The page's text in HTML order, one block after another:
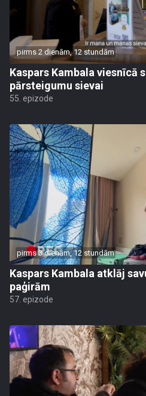
pirms 2 dienām, 12 stundām
Kaspars Kambala viesnīcā
pārsteigumu sievai
55. epizode
pirms 3 dienām, 12 stundām
Kaspars Kambala atklāj
paģirām
57. epizode